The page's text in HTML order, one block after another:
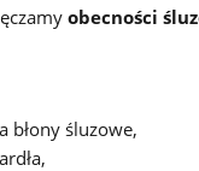
obecności
błony śluzowe,